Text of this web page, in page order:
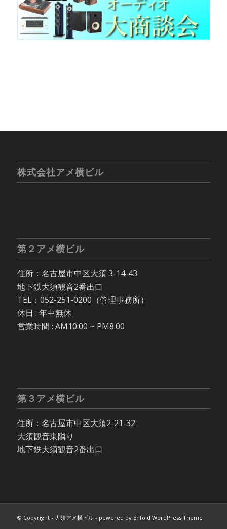
株式会社アメ横ビル
第２アメ横ビル
住所：名古屋市中区大須 3-14-43
地下鉄大須観音2番出口
TEL：052-251-0200（管理事務所）
休日 : 年中無休
営業時間 : AM10:00 ~ PM8:00
第３アメ横ビル
住所：名古屋市中区大須2-21-32
大須観音東隣り
地下鉄大須観音2番出口
© Copyright - 大須アメ横ビル- powered by Enfold WordPress Theme